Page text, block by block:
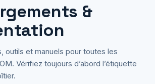
&
outils et manuels pour toutes les
Vérifiez toujours d’abord l’étiquette